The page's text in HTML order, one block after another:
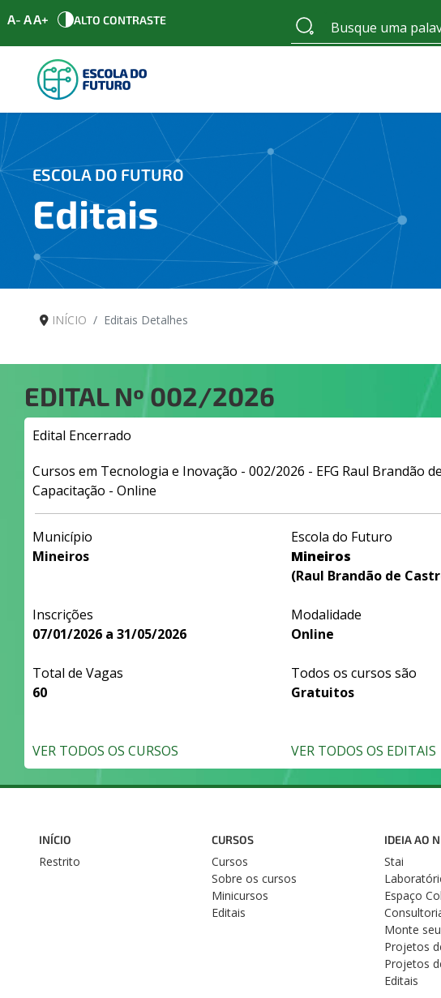
A- AA+ ALTO CONTRASTE
ESCOLA DO FUTURO
Editais
INÍCIO Editais Detalhes
EDITAL Nº002/2026
Edital Encerrado
Cursos em Tecnologia e Inovação - 002/2026 - EFG Raul Brandão
Capacitação - Online
Município
Mineiros
Escola do Futuro
Mineiros
(Raul Brandão de
Inscrições
07/01/2026 a 31/05/2026
Modalidade
Online
Total de Vagas
60
Todos os cursos são
Gratuitos
VER TODOS OS CURSOS VER TODOS OS EDITAIS
INÍCIO
Restrito
CURSOS
Cursos
Sobre os cursos
Minicursos
Editais
IDEIA AO
Stai
Espaço
Monte
Projetos
Projetos
Editais